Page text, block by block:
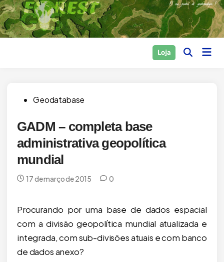
Skip
to
content
Loja Open Main
PostedGeodatabase
GADM – completa base
administrativa geopolítica
mundial
17 de março de 2015 0
Procurando por uma base de dados espacial
com a divisão geopolítica mundial atualizada e
integrada, com sub-divisões atuais e com banco
de dados anexo?